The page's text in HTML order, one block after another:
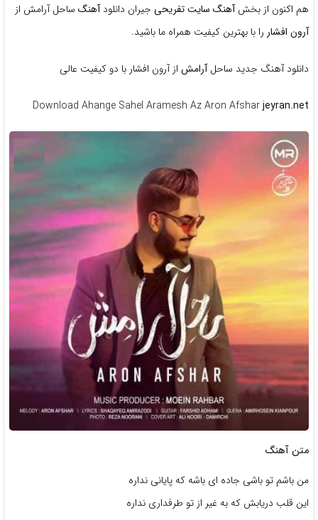
هم اکنون از بخشآهنگ سایت تفریحی جیران دانلودآهنگ ساحل آرامش از
آرون افشار را با بهترین کیفیت همراه ما باشید.
دانلود آهنگ جدید ساحلآرامش از آرون افشار با دو کیفیت عالی
Download Ahange Sahel Aramesh Az Aron Afsharjeyran.net
متن آهنگ
من باشم تو باشی جاده ای باشه که پایانی نداره
این قلب دریابش که به غیر از تو طرفداری نداره